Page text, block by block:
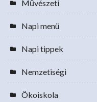
Művészeti
Napi menü
Napi tippek
Nemzetiségi
Ökoiskola